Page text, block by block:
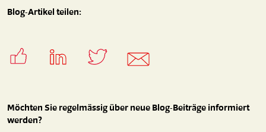
Blog-Artikel teilen:
Möchten Sie regelmässig über neue Blog-Beiträge informiert
werden?